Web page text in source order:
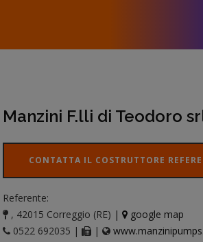
Manzini F.lli di Teodoro
CONTATTA IL COSTRUTTORE
Referente:
, 42015 Correggio (RE) |
google map
0522 692035 |
|